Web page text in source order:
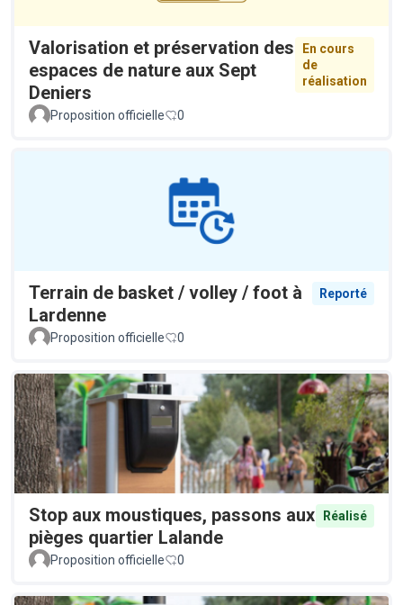
Valorisation et préservation des
espaces de nature aux Sept
Deniers
En cours
de
réalisation
Proposition officielle 0
Terrain de basket / volley / foot à
Lardenne
Reporté
Proposition officielle 0
Stop aux moustiques, passons aux
pièges quartier Lalande
Réalisé
Proposition officielle 0